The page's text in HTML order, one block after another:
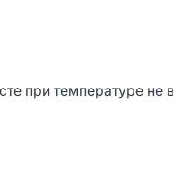
при температуре не